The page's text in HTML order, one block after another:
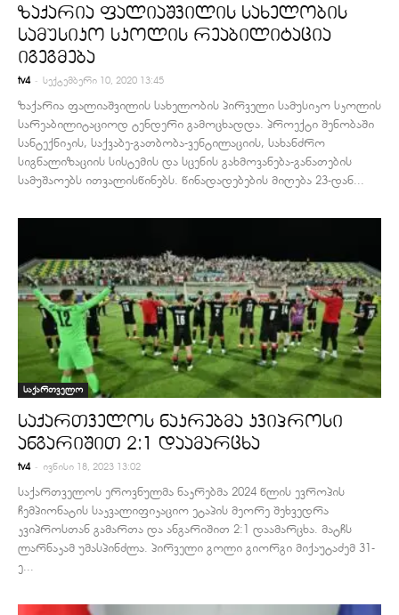
ზაქარია ფალიაშვილის სახელობის
სამუსიკო სკოლის რეაბილიტაცია
იგეგმება
tv4 - სექტემბერი 10, 2020 13:45
ზაქარია ფალიაშვილის სახელობის პირველი სამუსიკო სკოლის
სარეაბილიტაციოდ ტენდერი გამოცხადდა. პროექტი შენობაში
სანტექნიკის, საქვაბე-გათბობა-ვენტილაციის, სახანძრო
სიგნალიზაციის სისტემის და სცენის გახმოვანება-განათების
სამუშაოებს ითვალისწინებს. წინადადებების მიღება 23-დან...
საქართველო
საქართველოს ნაკრებმა კვიპროსი
ანგარიშით 2:1 დაამარცხა
tv4 - ივნისი 18, 2023 13:02
საქართველოს ეროვნულმა ნაკრებმა 2024 წლის ევროპის
ჩემპიონატის საკვალიფიკაციო ეტაპის მეორე შეხვედრა
კვიპროსთან გამართა და ანგარიშით 2:1 დაამარცხა. მატჩს
ლარნაკამ უმასპინძლა. პირველი გოლი გიორგი მიქაუტაძემ 31-
ე...